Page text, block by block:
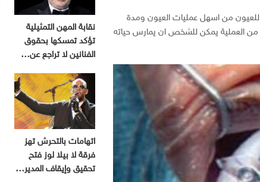
للعيون من اسهل عمليات العيون ومدة
من العملية يمكن للشخص ان يمارس حياته
نقابة المهن التمثيلية
تؤكد تمسكها بحقوق
الفنانين لا تراجع عن…
اتهامات بالتحرش تهز
فرقة لا بيلا لوز فتح
تحقيق وإيقاف المدير…